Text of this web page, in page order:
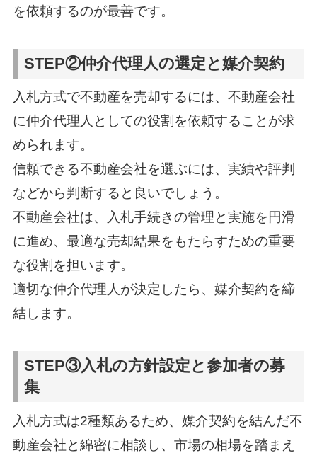
を依頼するのが最善です。
STEP②仲介代理人の選定と媒介契約
入札方式で不動産を売却するには、不動産会社
に仲介代理人としての役割を依頼することが求
められます。
信頼できる不動産会社を選ぶには、実績や評判
などから判断すると良いでしょう。
不動産会社は、入札手続きの管理と実施を円滑
に進め、最適な売却結果をもたらすための重要
な役割を担います。
適切な仲介代理人が決定したら、媒介契約を締
結します。
STEP③入札の方針設定と参加者の募
集
入札方式は2種類あるため、媒介契約を結んだ不
動産会社と綿密に相談し、市場の相場を踏まえ